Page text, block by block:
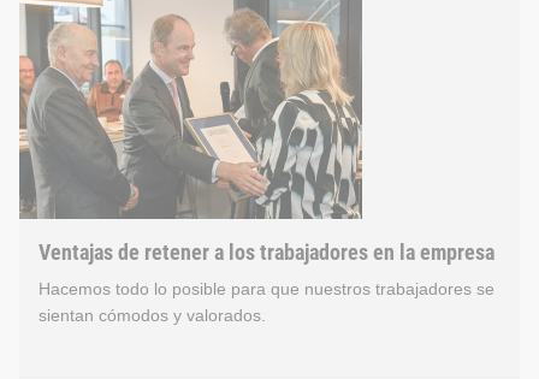
Ofrecemos a todos los trabajadores una retribución
Esto supone también que la remuneración se calcula con
Ventajas de retener a los trabajadores en la empresa
Hacemos todo lo posible para que nuestros trabajadores se
sientan cómodos y valorados.